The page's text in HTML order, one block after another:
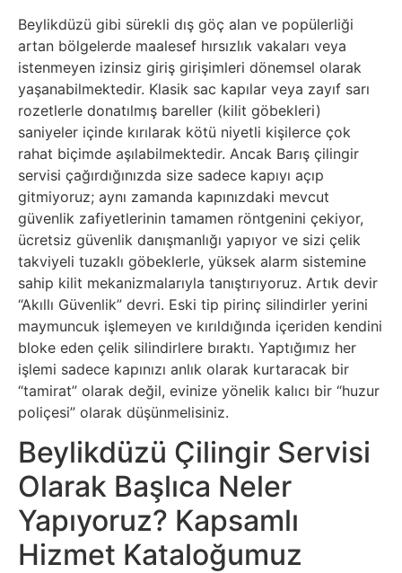
Beylikdüzü gibi sürekli dış göç alan ve popülerliği
artan bölgelerde maalesef hırsızlık vakaları veya
istenmeyen izinsiz giriş girişimleri dönemsel olarak
yaşanabilmektedir. Klasik sac kapılar veya zayıf sarı
rozetlerle donatılmış bareller (kilit göbekleri)
saniyeler içinde kırılarak kötü niyetli kişilerce çok
rahat biçimde aşılabilmektedir. Ancak Barış çilingir
servisi çağırdığınızda size sadece kapıyı açıp
gitmiyoruz; aynı zamanda kapınızdaki mevcut
güvenlik zafiyetlerinin tamamen röntgenini çekiyor,
ücretsiz güvenlik danışmanlığı yapıyor ve sizi çelik
takviyeli tuzaklı göbeklerle, yüksek alarm sistemine
sahip kilit mekanizmalarıyla tanıştırıyoruz. Artık devir
“Akıllı Güvenlik” devri. Eski tip pirinç silindirler yerini
maymuncuk işlemeyen ve kırıldığında içeriden kendini
bloke eden çelik silindirlere bıraktı. Yaptığımız her
işlemi sadece kapınızı anlık olarak kurtaracak bir
“tamirat” olarak değil, evinize yönelik kalıcı bir “huzur
poliçesi” olarak düşünmelisiniz.
Beylikdüzü Çilingir Servisi
Olarak Başlıca Neler
Yapıyoruz? Kapsamlı
Hizmet Kataloğumuz